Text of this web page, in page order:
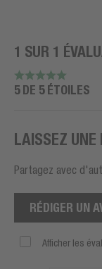
1 SUR 1
5 DE 5 ÉTOILES
LAISSEZ UNE
Partagez avec
RÉDIGER UN
Afficher les